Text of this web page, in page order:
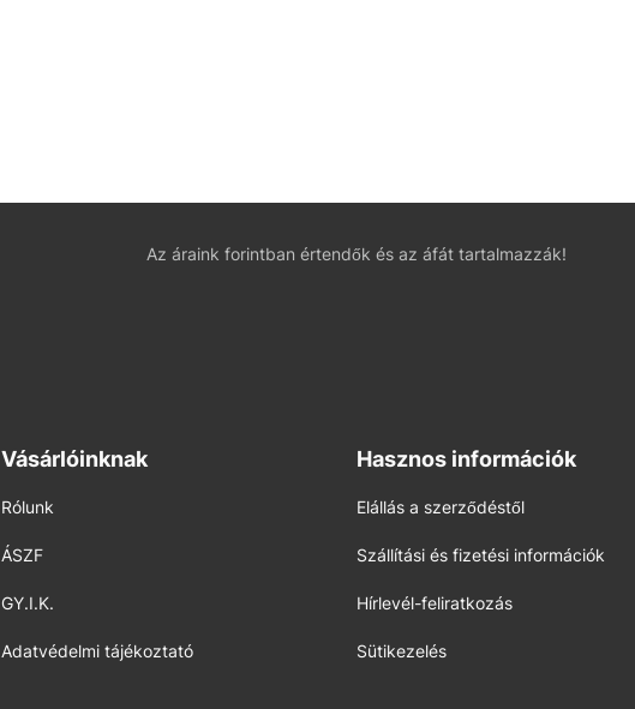
Az áraink forintban értendők és az áfát tartalmazzák!
Vásárlóinknak
Rólunk
ÁSZF
GY.I.K.
Adatvédelmi tájékoztató
Hasznos információk
Elállás a szerződéstől
Szállítási és fizetési információk
Hírlevél-feliratkozás
Sütikezelés